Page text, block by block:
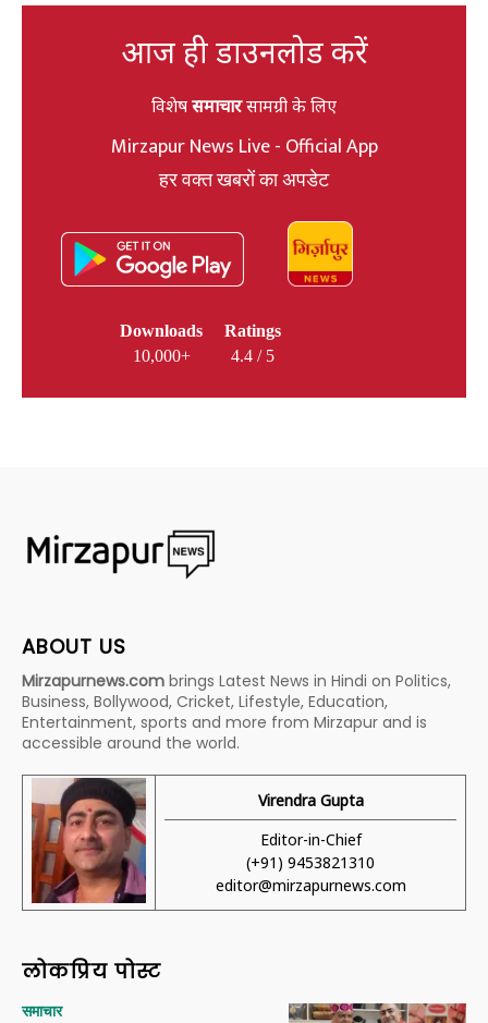
आज ही डाउनलोड करें
विशेषसमाचारसामग्री के लिए
Mirzapur News Live - Official App
हर वक्त खबरों का अपडेट
Downloads
10,000+
Ratings
4.4 / 5
ABOUT US
Mirzapurnews.com brings Latest News in Hindi on Politics,
Business, Bollywood, Cricket, Lifestyle, Education,
Entertainment, sports and more from Mirzapur and is
accessible around the world.
Virendra Gupta
Editor-in-Chief
(+91) 9453821310
editor@mirzapurnews.com
लोकप्रिय पोस्ट
समाचार